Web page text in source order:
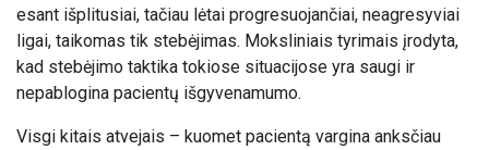
esant išplitusiai, tačiau lėtai progresuojančiai, neagresyviai
ligai, taikomas tik stebėjimas. Moksliniais tyrimais įrodyta,
kad stebėjimo taktika tokiose situacijose yra saugi ir
nepablogina pacientų išgyvenamumo.
Visgi kitais atvejais – kuomet pacientą vargina anksčiau